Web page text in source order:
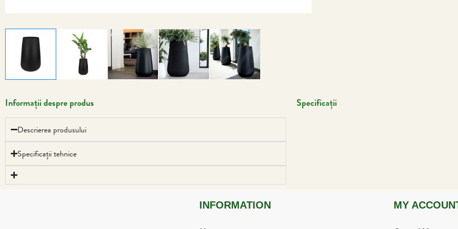
Informații despre produs
Descrierea produsului
Specificații tehnice
Specificații
INFORMATION MY